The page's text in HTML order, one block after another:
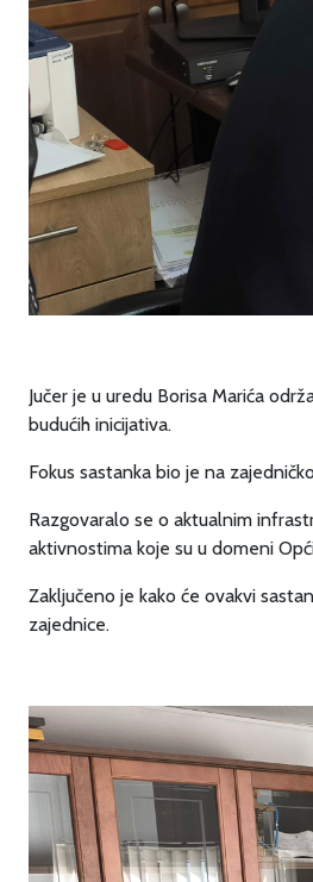
Jučer je u uredu Borisa Marića
budućih inicijativa.
Fokus sastanka bio je na
Razgovaralo se o aktualnim
aktivnostima koje su u domeni
Zaključeno je kako će ovakvi
zajednice.